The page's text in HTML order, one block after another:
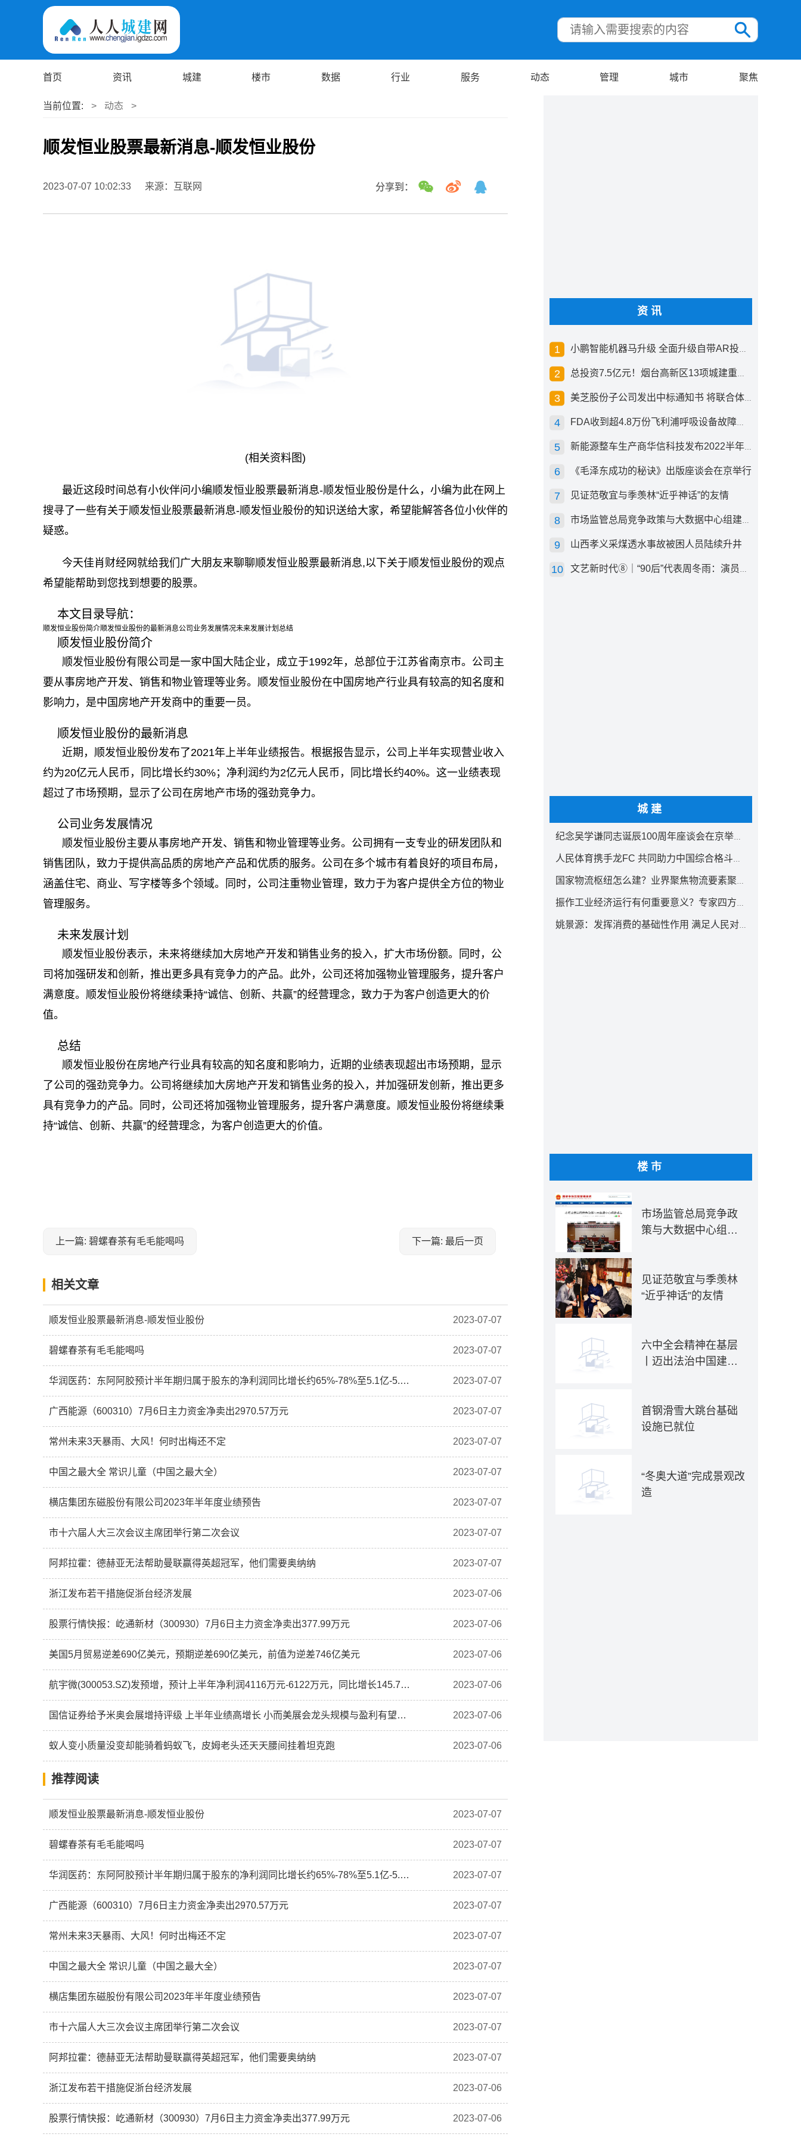
首页 资讯 城建 楼市 数据 行业 服务 动态 管理 城市 聚焦
当前位置: > 动态 >
顺发恒业股票最新消息-顺发恒业股份
2023-07-07 10:02:33 来源：互联网 分享到：
(相关资料图)
最近这段时间总有小伙伴问小编顺发恒业股票最新消息-顺发恒业股份是什么，小编为此在网上
搜寻了一些有关于顺发恒业股票最新消息-顺发恒业股份的知识送给大家，希望能解答各位小伙伴的
疑惑。
今天佳肖财经网就给我们广大朋友来聊聊顺发恒业股票最新消息,以下关于顺发恒业股份的观点
希望能帮助到您找到想要的股票。
本文目录导航：
顺发恒业股份简介顺发恒业股份的最新消息公司业务发展情况未来发展计划总结
顺发恒业股份简介
顺发恒业股份有限公司是一家中国大陆企业，成立于1992年，总部位于江苏省南京市。公司主
要从事房地产开发、销售和物业管理等业务。顺发恒业股份在中国房地产行业具有较高的知名度和
影响力，是中国房地产开发商中的重要一员。
顺发恒业股份的最新消息
近期，顺发恒业股份发布了2021年上半年业绩报告。根据报告显示，公司上半年实现营业收入
约为20亿元人民币，同比增长约30%；净利润约为2亿元人民币，同比增长约40%。这一业绩表现
超过了市场预期，显示了公司在房地产市场的强劲竞争力。
公司业务发展情况
顺发恒业股份主要从事房地产开发、销售和物业管理等业务。公司拥有一支专业的研发团队和
销售团队，致力于提供高品质的房地产产品和优质的服务。公司在多个城市有着良好的项目布局，
涵盖住宅、商业、写字楼等多个领域。同时，公司注重物业管理，致力于为客户提供全方位的物业
管理服务。
未来发展计划
顺发恒业股份表示，未来将继续加大房地产开发和销售业务的投入，扩大市场份额。同时，公
司将加强研发和创新，推出更多具有竞争力的产品。此外，公司还将加强物业管理服务，提升客户
满意度。顺发恒业股份将继续秉持“诚信、创新、共赢”的经营理念，致力于为客户创造更大的价
值。
总结
顺发恒业股份在房地产行业具有较高的知名度和影响力，近期的业绩表现超出市场预期，显示
了公司的强劲竞争力。公司将继续加大房地产开发和销售业务的投入，并加强研发创新，推出更多
具有竞争力的产品。同时，公司还将加强物业管理服务，提升客户满意度。顺发恒业股份将继续秉
持“诚信、创新、共赢”的经营理念，为客户创造更大的价值。
上一篇: 碧螺春茶有毛毛能喝吗 下一篇: 最后一页
相关文章
顺发恒业股票最新消息-顺发恒业股份 2023-07-07
碧螺春茶有毛毛能喝吗 2023-07-07
华润医药：东阿阿胶预计半年期归属于股东的净利润同比增长约65%-78%至5.1亿-5.5亿元 2023-07-07
广西能源（600310）7月6日主力资金净卖出2970.57万元 2023-07-07
常州未来3天暴雨、大风！何时出梅还不定 2023-07-07
中国之最大全 常识儿童（中国之最大全） 2023-07-07
横店集团东磁股份有限公司2023年半年度业绩预告 2023-07-07
市十六届人大三次会议主席团举行第二次会议 2023-07-07
阿邦拉霍：德赫亚无法帮助曼联赢得英超冠军，他们需要奥纳纳 2023-07-07
浙江发布若干措施促浙台经济发展 2023-07-06
股票行情快报：屹通新材（300930）7月6日主力资金净卖出377.99万元 2023-07-06
美国5月贸易逆差690亿美元，预期逆差690亿美元，前值为逆差746亿美元 2023-07-06
航宇微(300053.SZ)发预增，预计上半年净利润4116万元-6122万元，同比增长145.76%-265.53% 2023-07-06
国信证券给予米奥会展增持评级 上半年业绩高增长 小而美展会龙头规模与盈利有望共振 2023-07-06
蚁人变小质量没变却能骑着蚂蚁飞，皮姆老头还天天腰间挂着坦克跑 2023-07-06
推荐阅读
顺发恒业股票最新消息-顺发恒业股份 2023-07-07
碧螺春茶有毛毛能喝吗 2023-07-07
华润医药：东阿阿胶预计半年期归属于股东的净利润同比增长约65%-78%至5.1亿-5.5亿元 2023-07-07
广西能源（600310）7月6日主力资金净卖出2970.57万元 2023-07-07
常州未来3天暴雨、大风！何时出梅还不定 2023-07-07
中国之最大全 常识儿童（中国之最大全） 2023-07-07
横店集团东磁股份有限公司2023年半年度业绩预告 2023-07-07
市十六届人大三次会议主席团举行第二次会议 2023-07-07
阿邦拉霍：德赫亚无法帮助曼联赢得英超冠军，他们需要奥纳纳 2023-07-07
浙江发布若干措施促浙台经济发展 2023-07-06
股票行情快报：屹通新材（300930）7月6日主力资金净卖出377.99万元 2023-07-06
资讯
小鹏智能机器马升级 全面升级自带AR投影创新交互方式
总投资7.5亿元！烟台高新区13项城建重点工程开工
美芝股份子公司发出中标通知书 将联合体中标1.36亿元总承包项目
FDA收到超4.8万份飞利浦呼吸设备故障报告 其中44份死亡案例
新能源整车生产商华信科技发布2022半年度报告 同比下滑2.92%
《毛泽东成功的秘诀》出版座谈会在京举行
见证范敬宜与季羡林“近乎神话”的友情
市场监管总局竞争政策与大数据中心组建成立
山西孝义采煤透水事故被困人员陆续升井
文艺新时代⑧｜“90后”代表周冬雨：演员心里有底，得靠体验生活
城建
纪念吴学谦同志诞辰100周年座谈会在京举行 汪洋出席
人民体育携手龙FC 共同助力中国综合格斗事业发展
国家物流枢纽怎么建？业界聚焦物流要素聚集方式创新
振作工业经济运行有何重要意义？专家四方面权威解读
姚景源：发挥消费的基础性作用 满足人民对美好生活向往
楼市
市场监管总局竞争政
策与大数据中心组建
见证范敬宜与季羡林
“近乎神话”的友情
六中全会精神在基层
丨迈出法治中国建设
推动全面依法治国新
实践
首钢滑雪大跳台基础
设施已就位
“冬奥大道”完成景观改
造